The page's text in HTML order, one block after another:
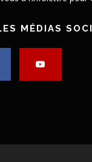
MÉDIAS